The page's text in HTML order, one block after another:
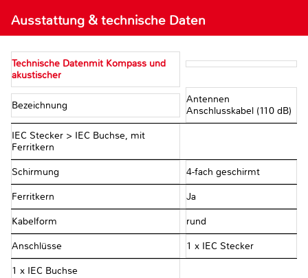
Ausstattung & technische Daten
Technische Datenmit Kompass und
akustischer
Bezeichnung
Antennen
Anschlusskabel (110 dB)
IEC Stecker > IEC Buchse, mit
Ferritkern
Schirmung 4-fach geschirmt
Ferritkern Ja
Kabelform rund
Anschlüsse 1 x IEC Stecker
1 x IEC Buchse